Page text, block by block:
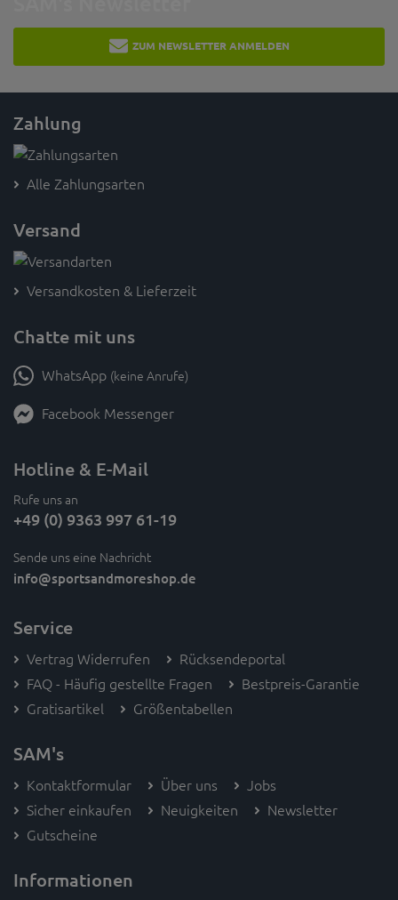
ZUM NEWSLETTER ANMELDEN
Zahlung
Alle Zahlungsarten
Versand
Versandkosten & Lieferzeit
Chatte mit uns
WhatsApp (keine Anrufe)
Facebook Messenger
Hotline & E-Mail
Rufe uns an
+49 (0) 9363 997 61-19
Sende uns eine Nachricht
info@sportsandmoreshop.de
Service
Vertrag Widerrufen
Rücksendeportal
FAQ - Häufig gestellte Fragen
Bestpreis-Garantie
Gratisartikel
Größentabellen
SAM's
Kontaktformular Über uns
Jobs
Sicher einkaufen
Neuigkeiten
Newsletter
Gutscheine
Informationen